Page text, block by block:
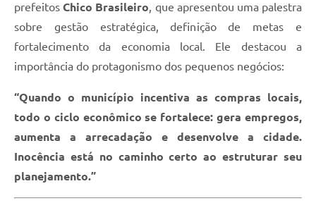
prefeitosChico Brasileiro, que apresentou uma palestra
sobre gestão estratégica, definição de metas e
fortalecimento da economia local. Ele destacou a
importância do protagonismo dos pequenos negócios:
“Quando o município incentiva as compras locais,
todo o ciclo econômico se fortalece: gera empregos,
aumenta a arrecadação e desenvolve a cidade.
Inocência está no caminho certo ao estruturar seu
planejamento.”